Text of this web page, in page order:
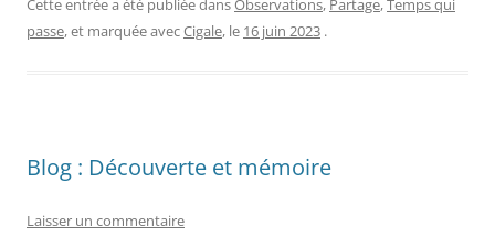
Cette entrée a été publiée dansObservations, Partage,Temps qui
passe, et marquée avecCigale, le 16 juin 2023 .
Blog : Découverte et mémoire
Laisser un commentaire